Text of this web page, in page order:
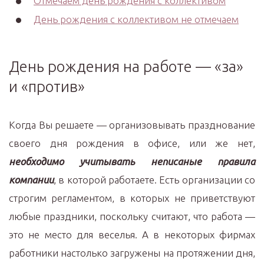
День рождения с коллективом не отмечаем
День рождения на работе — «за»
и «против»
Когда Вы решаете — организовывать празднование
своего дня рождения в офисе, или же нет,
необходимо учитывать неписаные правила
компании, в которой работаете. Есть организации со
строгим регламентом, в которых не приветствуют
любые праздники, поскольку считают, что работа —
это не место для веселья. А в некоторых фирмах
работники настолько загружены на протяжении дня,